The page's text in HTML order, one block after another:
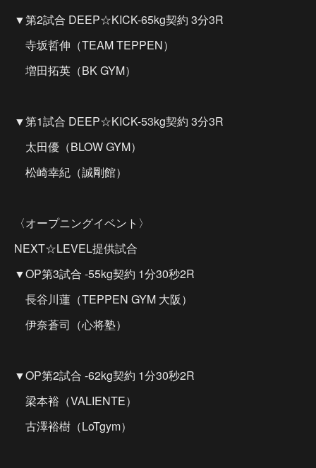
▼第2試合 DEEP☆KICK-65kg契約 3分3R
寺坂哲伸（TEAM TEPPEN）
増田拓英（BK GYM）
▼第1試合 DEEP☆KICK-53kg契約 3分3R
太田優（BLOW GYM）
松崎幸紀（誠剛館）
〈オープニングイベント〉
NEXT☆LEVEL提供試合
▼OP第3試合 -55kg契約 1分30秒2R
長谷川蓮（TEPPEN GYM 大阪）
伊奈蒼司（心将塾）
▼OP第2試合 -62kg契約 1分30秒2R
梁本裕（VALIENTE）
古澤裕樹（LoTgym）